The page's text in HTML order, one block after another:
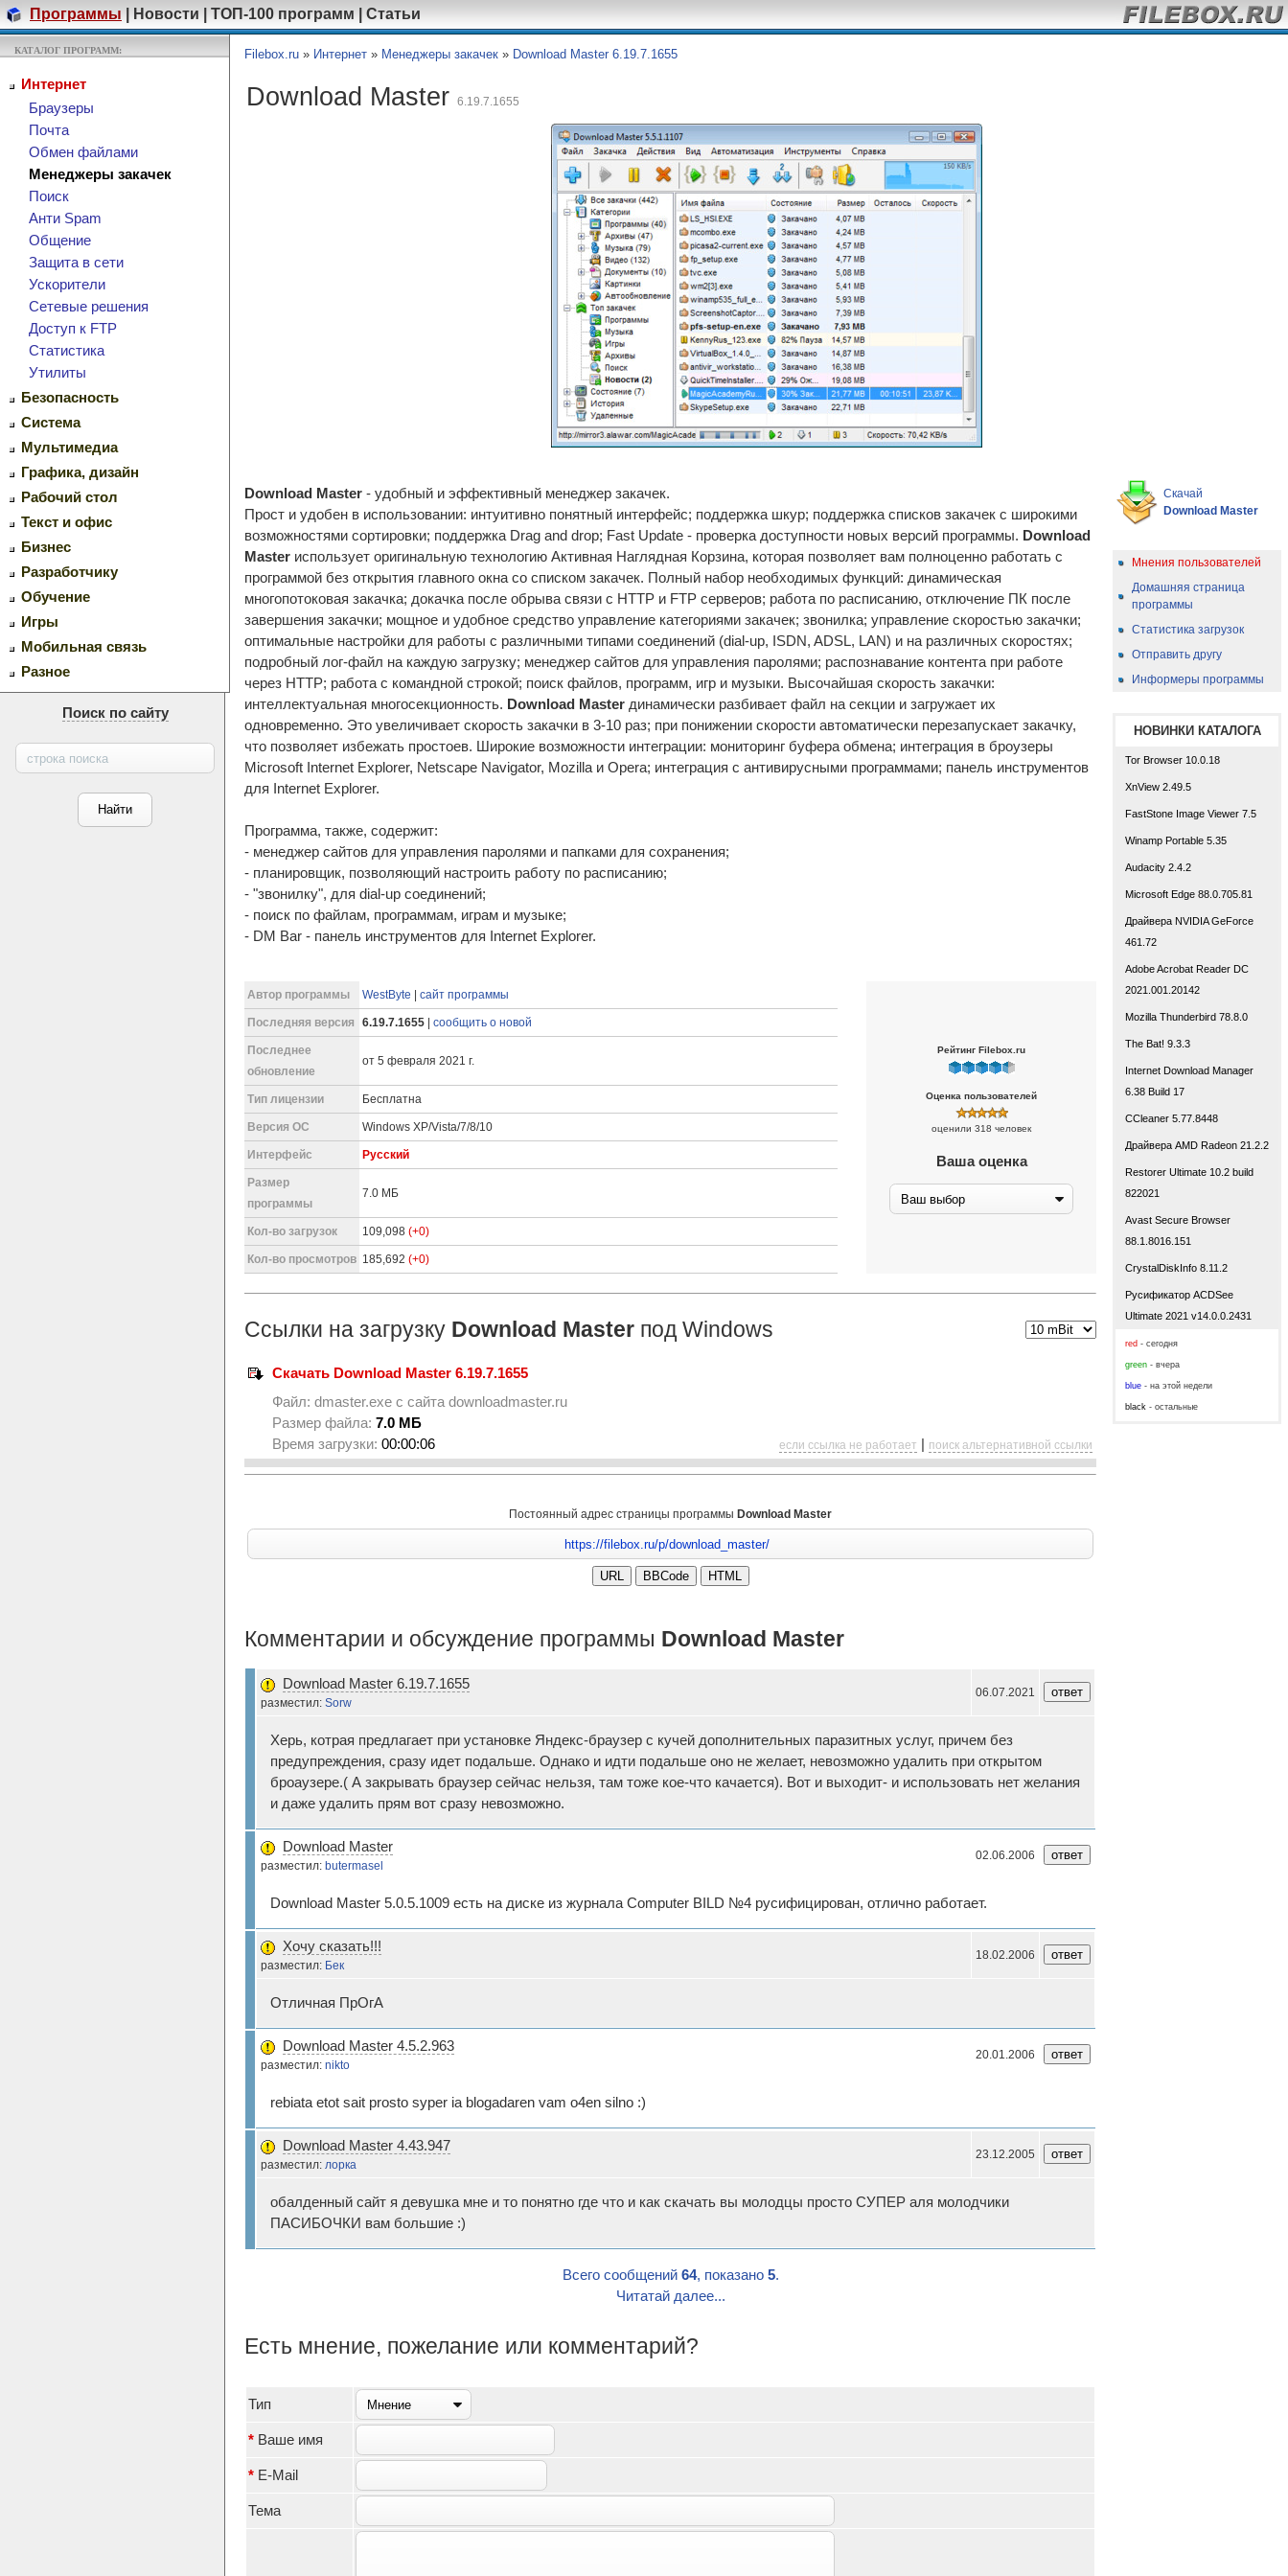
Программы Новости ТОП-100 программ Статьи
КАТАЛОГ ПРОГРАММ:
Интернет
Браузеры
Почта
Обмен файлами
Менеджеры закачек
Поиск
Анти Spam
Общение
Защита в сети
Ускорители
Сетевые решения
Доступ к FTP
Cтатистика
Утилиты
Безопасность
Система
Мультимедиа
Графика, дизайн
Рабочий стол
Текст и офис
Бизнес
Разработчику
Обучение
Игры
Мобильная связь
Разное
Поиск по сайту
Filebox.ru » Интернет » Менеджеры закачек » Download Master 6.19.7.1655
Download Master 6.19.7.1655
Download Master - удобный и эффективный менеджер закачек.
Прост и удобен в использовании: интуитивно понятный интерфейс; поддержка шкур; поддержка списков закачек с широкими
возможностями сортировки; поддержка Drag and drop; Fast Update - проверка доступности новых версий программы. Download
Master использует оригинальную технологию Активная Наглядная Корзина, которая позволяет вам полноценно работать с
программой без открытия главного окна со списком закачек. Полный набор необходимых функций: динамическая
многопотоковая закачка; докачка после обрыва связи с HTTP и FTP серверов; работа по расписанию, отключение ПК после
завершения закачки; мощное и удобное средство управление категориями закачек; звонилка; управление скоростью закачки;
оптимальные настройки для работы с различными типами соединений (dial-up, ISDN, ADSL, LAN) и на различных скоростях;
подробный лог-файл на каждую загрузку; менеджер сайтов для управления паролями; распознавание контента при работе
через HTTP; работа с командной строкой; поиск файлов, программ, игр и музыки. Высочайшая скорость закачки:
интеллектуальная многосекционность. Download Master динамически разбивает файл на секции и загружает их
одновременно. Это увеличивает скорость закачки в 3-10 раз; при понижении скорости автоматически перезапускает закачку,
что позволяет избежать простоев. Широкие возможности интеграции: мониторинг буфера обмена; интеграция в броузеры
Microsoft Internet Explorer, Netscape Navigator, Mozilla и Opera; интеграция с антивирусными программами; панель инструментов
для Internet Explorer.
Программа, также, содержит:
- менеджер сайтов для управления паролями и папками для сохранения;
- планировщик, позволяющий настроить работу по расписанию;
- "звонилку", для dial-up соединений;
- поиск по файлам, программам, играм и музыке;
- DM Bar - панель инструментов для Internet Explorer.
Автор программы WestByte сайт программы
Последняя версия 6.19.7.1655 сообщить о новой
Последнее
обновление
от 5 февраля 2021 г.
Тип лицензии Бесплатна
Версия ОС Windows XP/Vista/7/8/10
Интерфейс Русский
Размер
программы
7.0 МБ
Кол-во загрузок 109,098 (+0)
Кол-во просмотров 185,692 (+0)
Рейтинг Filebox.ru
Оценка пользователей
оценили 318 человек
Ваша оценка
Ссылки на загрузку Download Master под Windows
Скачать Download Master 6.19.7.1655
Файл: dmaster.exe с сайта downloadmaster.ru
Размер файла: 7.0 МБ
Время загрузки: 00:00:06 если ссылка не работает поиск альтернативной ссылки
Постоянный адрес страницы программы Download Master
Комментарии и обсуждение программы Download Master
Download Master 6.19.7.1655
разместил: Sorw
06.07.2021
Херь, котрая предлагает при установке Яндекс-браузер с кучей дополнительных паразитных услуг, причем без
предупреждения, сразу идет подальше. Однако и идти подальше оно не желает, невозможно удалить при открытом
броаузере.( А закрывать браузер сейчас нельзя, там тоже кое-что качается). Вот и выходит- и использовать нет желания
и даже удалить прям вот сразу невозможно.
Download Master
разместил: butermasel
02.06.2006
Download Master 5.0.5.1009 есть на диске из журнала Computer BILD №4 русифицирован, отлично работает.
Хочу сказать!!!
разместил: Бек
18.02.2006
Отличная ПрОгА
Download Master 4.5.2.963
разместил: nikto
20.01.2006
rebiata etot sait prosto syper ia blogadaren vam o4en silno :)
Download Master 4.43.947
разместил: лорка
23.12.2005
обалденный сайт я девушка мне и то понятно где что и как скачать вы молодцы просто СУПЕР аля молодчики
ПАСИБОЧКИ вам большие :)
Всего сообщений 64, показано 5.
Читатай далее...
Есть мнение, пожелание или комментарий?
Тип
* Ваше имя
* E-Mail
Тема
Скачай
Download Master
Мнения пользователей
Домашняя страница
программы
Статистика загрузок
Отправить другу
Информеры программы
НОВИНКИ КАТАЛОГА
Tor Browser 10.0.18
XnView 2.49.5
FastStone Image Viewer 7.5
Winamp Portable 5.35
Audacity 2.4.2
Microsoft Edge 88.0.705.81
Драйвера NVIDIA GeForce
461.72
Adobe Acrobat Reader DC
2021.001.20142
Mozilla Thunderbird 78.8.0
The Bat! 9.3.3
Internet Download Manager
6.38 Build 17
CCleaner 5.77.8448
Драйвера AMD Radeon 21.2.2
Restorer Ultimate 10.2 build
822021
Avast Secure Browser
88.1.8016.151
CrystalDiskInfo 8.11.2
Русификатор ACDSee
Ultimate 2021 v14.0.0.2431
red - сегодня
green - вчера
blue - на этой недели
black - остальные